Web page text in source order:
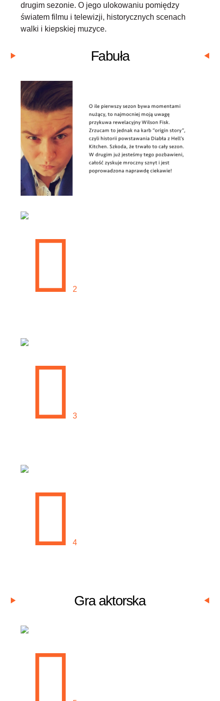
drugim sezonie. O jego ulokowaniu pomiędzy
światem filmu i telewizji, historycznych scenach
walki i kiepskiej muzyce.
Fabuła
Gra aktorska